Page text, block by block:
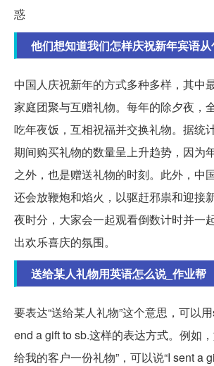
惑
他们想知道我们怎样庆祝新年宾语
中国人庆祝新年的方式多种多样，其中
家庭团聚与互赠礼物。每年的除夕夜，
吃年夜饭，互相祝福并交换礼物。据统
期间购买礼物的数量呈上升趋势，因为
之外，也是赠送礼物的时刻。此外，中
还会放鞭炮和焰火，以驱赶邪祟和迎接
夜时分，大家会一起观看倒数计时并一
出欢乐喜庆的氛围。
送给某人礼物用英语怎么说_作业帮
要表达“送给某人礼物”这个意思，可以
end a gift to sb.这样的表达方式。例如
给我的客户一份礼物”，可以说“I sent a